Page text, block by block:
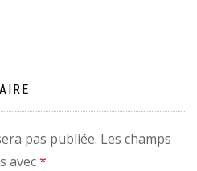
pas publiée. Les champs
avec*